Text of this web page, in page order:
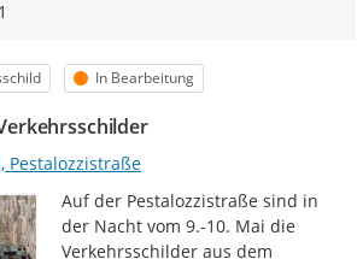
Status
In Bearbeitung
Pestalozzistraße
Auf der Pestalozzistraße sind in
der Nacht vom 9.-10. Mai die
Verkehrsschilder aus dem